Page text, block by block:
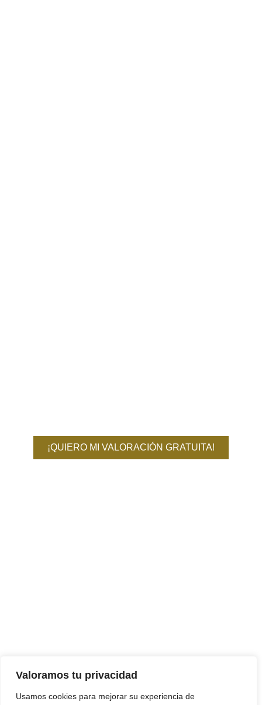
Valoramos tu privacidad
Usamos cookies para mejorar su experiencia de
¡QUIERO MI VALORACIÓN GRATUITA!